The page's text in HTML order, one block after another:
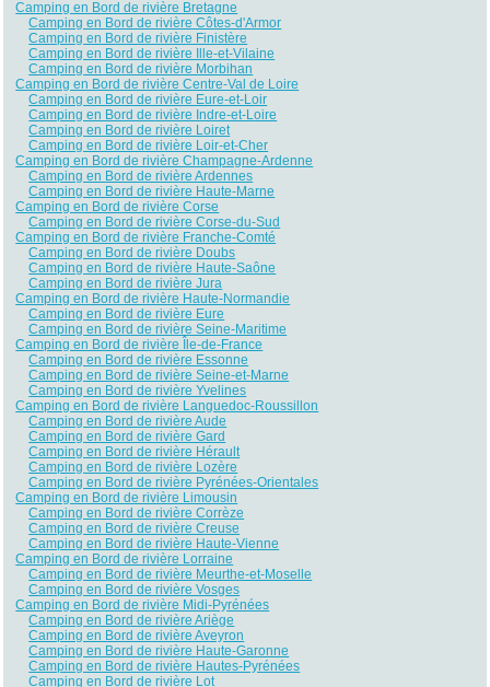
Camping en Bord de rivière Bretagne
Camping en Bord de rivière Côtes-d'Armor
Camping en Bord de rivière Finistère
Camping en Bord de rivière Ille-et-Vilaine
Camping en Bord de rivière Morbihan
Camping en Bord de rivière Centre-Val de Loire
Camping en Bord de rivière Eure-et-Loir
Camping en Bord de rivière Indre-et-Loire
Camping en Bord de rivière Loiret
Camping en Bord de rivière Loir-et-Cher
Camping en Bord de rivière Champagne-Ardenne
Camping en Bord de rivière Ardennes
Camping en Bord de rivière Haute-Marne
Camping en Bord de rivière Corse
Camping en Bord de rivière Corse-du-Sud
Camping en Bord de rivière Franche-Comté
Camping en Bord de rivière Doubs
Camping en Bord de rivière Haute-Saône
Camping en Bord de rivière Jura
Camping en Bord de rivière Haute-Normandie
Camping en Bord de rivière Eure
Camping en Bord de rivière Seine-Maritime
Camping en Bord de rivière Île-de-France
Camping en Bord de rivière Essonne
Camping en Bord de rivière Seine-et-Marne
Camping en Bord de rivière Yvelines
Camping en Bord de rivière Languedoc-Roussillon
Camping en Bord de rivière Aude
Camping en Bord de rivière Gard
Camping en Bord de rivière Hérault
Camping en Bord de rivière Lozère
Camping en Bord de rivière Pyrénées-Orientales
Camping en Bord de rivière Limousin
Camping en Bord de rivière Corrèze
Camping en Bord de rivière Creuse
Camping en Bord de rivière Haute-Vienne
Camping en Bord de rivière Lorraine
Camping en Bord de rivière Meurthe-et-Moselle
Camping en Bord de rivière Vosges
Camping en Bord de rivière Midi-Pyrénées
Camping en Bord de rivière Ariège
Camping en Bord de rivière Aveyron
Camping en Bord de rivière Haute-Garonne
Camping en Bord de rivière Hautes-Pyrénées
Camping en Bord de rivière Lot